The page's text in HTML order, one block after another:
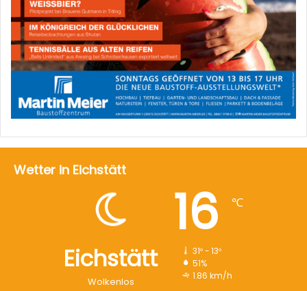
Wetter in Eichstätt
Eichstätt
Wolkenlos
16 ℃
31º - 13º
51%
1.86 km/h